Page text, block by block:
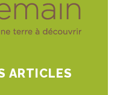
ARTICLES